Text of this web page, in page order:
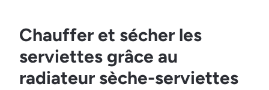
Chauffer et sécher les
serviettes grâce au
radiateur sèche-serviettes